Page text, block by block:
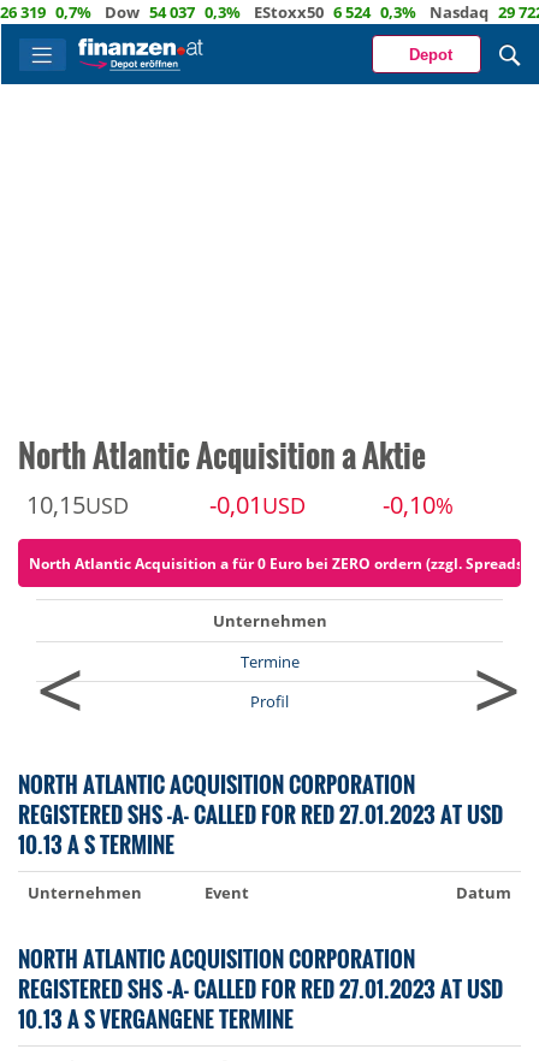
0,7% Dow 54 037 0,3% EStoxx50 6 524 0,3% Nasdaq 29 722
Depot
North Atlantic Acquisition a Aktie
10,15USD -0,01 USD -0,10%
North Atlantic Acquisition a für 0 Euro bei ZERO ordern (zzgl. Spreads)
<
Unternehmen
Termine
Profil
>
NORTH ATLANTIC ACQUISITION CORPORATION
REGISTERED SHS -A- CALLED FOR RED 27.01.2023 AT USD
10.13 A S TERMINE
Unternehmen Event Datum
NORTH ATLANTIC ACQUISITION CORPORATION
REGISTERED SHS -A- CALLED FOR RED 27.01.2023 AT USD
10.13 A S VERGANGENE TERMINE